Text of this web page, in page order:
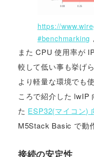
https://
#benchmarking
また CPU 使用率が
較して低い事も挙げ
より軽量な環境でも
ころで紹介した lwIP
た ESP32(マイコン)
M5Stack Basic で動
接続の安定性